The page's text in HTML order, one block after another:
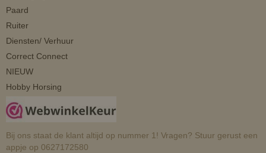
Paard
Ruiter
Diensten/ Verhuur
Correct Connect
NIEUW
Hobby Horsing
Bij ons staat de klant altijd op nummer 1! Vragen? Stuur gerust een
appje op 0627172580